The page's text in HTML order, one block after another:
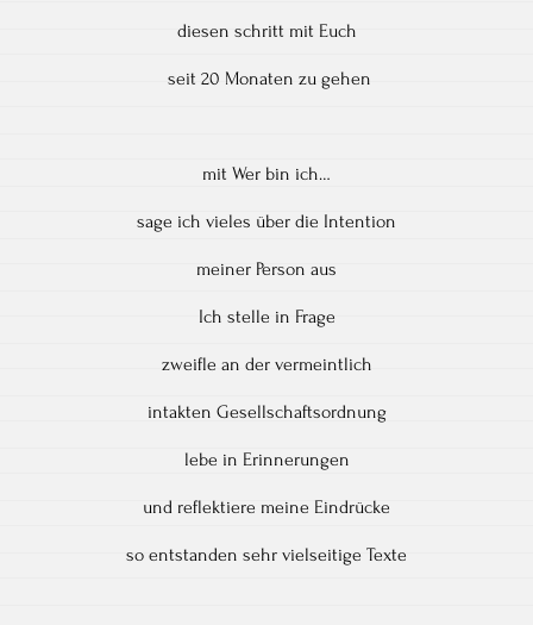
diesen schritt mit Euch
seit 20 Monaten zu gehen
mit Wer bin ich…
sage ich vieles über die Intention
meiner Person aus
Ich stelle in Frage
zweifle an der vermeintlich
intakten Gesellschaftsordnung
lebe in Erinnerungen
und reflektiere meine Eindrücke
so entstanden sehr vielseitige Texte